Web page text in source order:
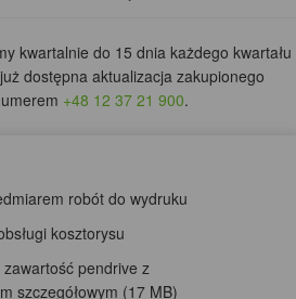
kwartalnie do 15 dnia każdego kwartału
dostępna aktualizacja zakupionego
+48 12 37 21 900.
robót do wydruku
kosztorysu
pendrive z
szczegółowym (17 MB)